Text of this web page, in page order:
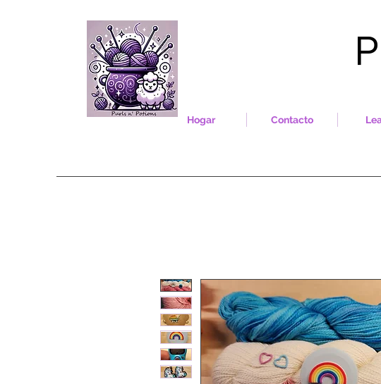
Hogar Contacto